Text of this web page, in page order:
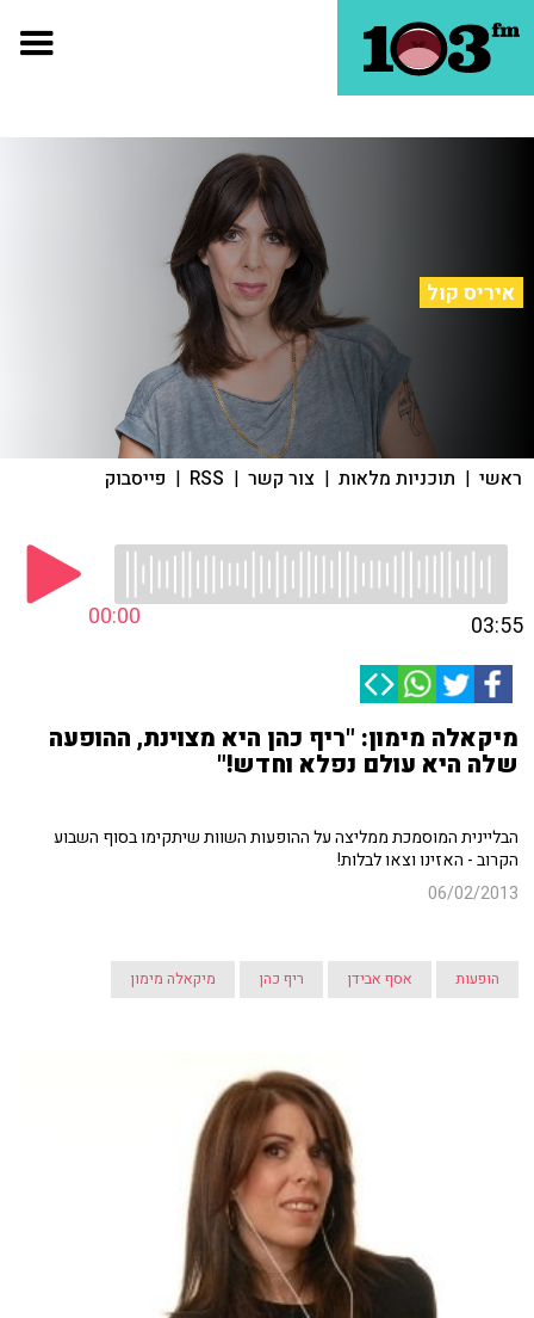
איריס קול
ראשי | תוכניות מלאות | צור קשר |
RSS
| פייסבוק
00:00 03:55
מיקאלה מימון: "ריף כהן היא מצוינת, ההופעה
שלה היא עולם נפלא וחדש!"
הבליינית המוסמכת ממליצה על ההופעות השוות שיתקימו בסוף השבוע
הקרוב - האזינו וצאו לבלות!
06/02/2013
הופעות אסף אבידן ריף כהן מיקאלה מימון